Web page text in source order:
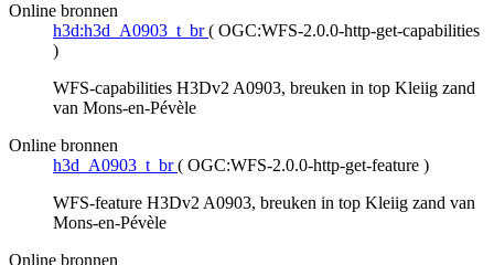
Online bronnen
h3d:h3d_A0903_t_br ( OGC:WFS-2.0.0-http-get-capabilities
)
WFS-capabilities H3Dv2 A0903, breuken in top Kleiig zand
van Mons-en-Pévèle
Online bronnen
h3d_A0903_t_br ( OGC:WFS-2.0.0-http-get-feature )
WFS-feature H3Dv2 A0903, breuken in top Kleiig zand van
Mons-en-Pévèle
Online bronnen